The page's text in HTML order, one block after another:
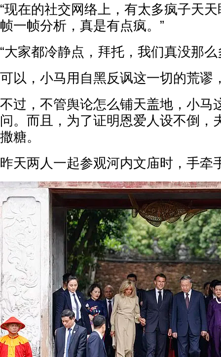
“现在的社交网络上，有太多疯子天
帧一帧分析，真是有点疯。”
“大家都冷静点，拜托，我们真没那么
可以，小马用自黑反讽这一切的荒谬
不过，不管舆论怎么铺天盖地，小马
问。而且，为了证明恩爱人设不倒，
撒糖。
昨天两人一起参观河内文庙时，手牵